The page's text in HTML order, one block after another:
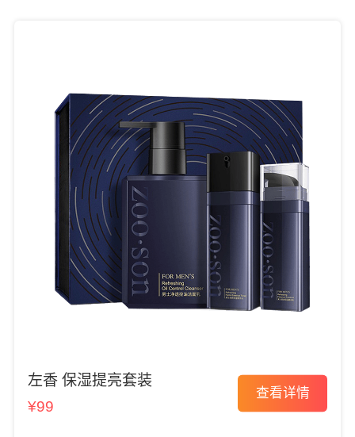
左香 保湿提亮套装
¥99
查看详情